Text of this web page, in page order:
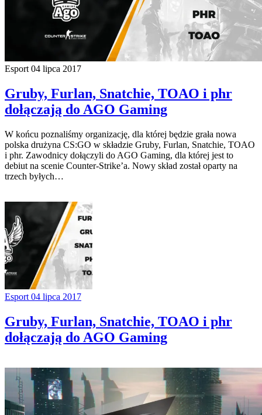
Esport 04 lipca 2017
Gruby, Furlan, Snatchie, TOAO i phr
dołączają do AGO Gaming
W końcu poznaliśmy organizację, dla której będzie grała nowa
polska drużyna CS:GO w składzie Gruby, Furlan, Snatchie, TOAO
i phr. Zawodnicy dołączyli do AGO Gaming, dla której jest to
debiut na scenie Counter-Strike’a. Nowy skład został oparty na
trzech byłych…
Esport 04 lipca 2017
Gruby, Furlan, Snatchie, TOAO i phr
dołączają do AGO Gaming